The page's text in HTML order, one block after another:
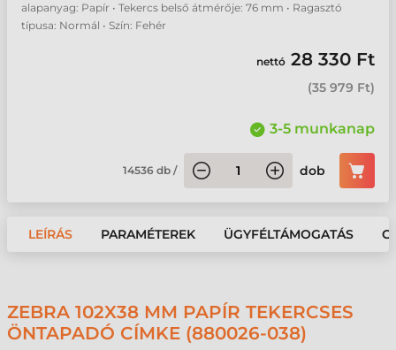
alapanyag: Papír • Tekercs belső átmérője: 76 mm • Ragasztó
típusa: Normál • Szín: Fehér
nettó 28 330 Ft
(35 979 Ft)
3-5 munkanap
14536 db / dob
LEÍRÁS PARAMÉTEREK ÜGYFÉLTÁMOGATÁS
ZEBRA 102X38 MM PAPÍR TEKERCSES
ÖNTAPADÓ CÍMKE (880026-038)